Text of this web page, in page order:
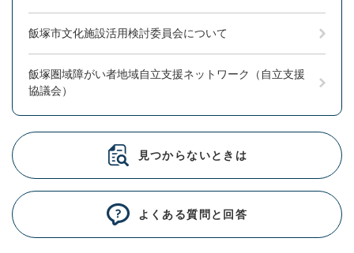
飯塚市文化施設活用検討委員会について
飯塚圏域障がい者地域自立支援ネットワーク（自立支援
協議会）
見つからないときは
よくある質問と回答